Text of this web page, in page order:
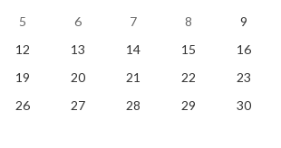
には諦めも必要
2019/02/14(木)
5 6 7 8
9
12 13 14 15
16
19 20 21 22
23
26 27 28 29
30